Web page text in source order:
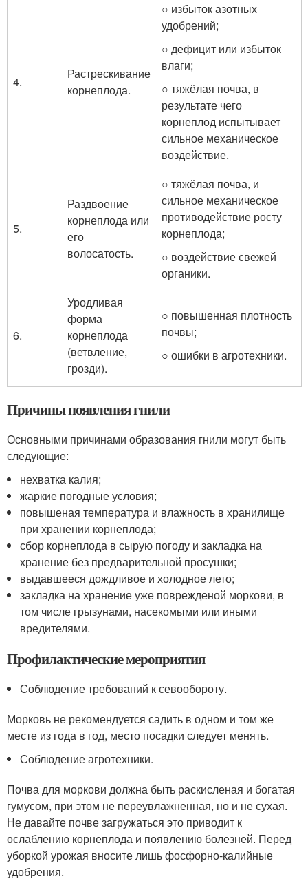
4.
Растрескивание
корнеплода.
○ избыток азотных
удобрений;
○ дефицит или избыток
влаги;
○ тяжёлая почва, в
результате чего
корнеплод испытывает
сильное механическое
воздействие.
5.
Раздвоение
корнеплода или
его
волосатость.
○ тяжёлая почва, и
сильное механическое
противодействие росту
корнеплода;
○ воздействие свежей
органики.
6.
Уродливая
форма
корнеплода
(ветвление,
грозди).
○ повышенная плотность
почвы;
○ ошибки в агротехники.
Причины появления гнили
Основными причинами образования гнили могут быть
следующие:
нехватка калия;
жаркие погодные условия;
повышеная температура и влажность в хранилище
при хранении корнеплода;
сбор корнеплода в сырую погоду и закладка на
хранение без предварительной просушки;
выдавшееся дождливое и холодное лето;
закладка на хранение уже поврежденой моркови, в
том числе грызунами, насекомыми или иными
вредителями.
Профилактические мероприятия
Соблюдение требований к севообороту.
Морковь не рекомендуется садить в одном и том же
месте из года в год, место посадки следует менять.
Соблюдение агротехники.
Почва для моркови должна быть раскисленая и богатая
гумусом, при этом не переувлажненная, но и не сухая.
Не давайте почве загружаться это приводит к
ослаблению корнеплода и появлению болезней. Перед
уборкой урожая вносите лишь фосфорно-калийные
удобрения.